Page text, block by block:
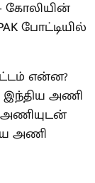
என்ன?
இந்திய அணி
அணியுடன்
அணி